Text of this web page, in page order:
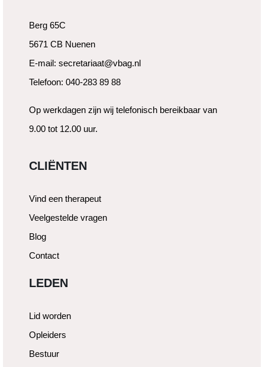
Berg 65C
5671 CB Nuenen
E-mail: secretariaat@vbag.nl
Telefoon: 040-283 89 88
Op werkdagen zijn wij telefonisch bereikbaar van
9.00 tot 12.00 uur.
CLIËNTEN
Vind een therapeut
Veelgestelde vragen
Blog
Contact
LEDEN
Lid worden
Opleiders
Bestuur